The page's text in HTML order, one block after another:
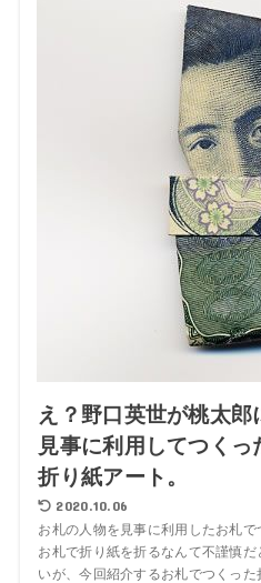
え？野口英世が桃太
見事に利用してつく
折り紙アート。
2020.10.06
お札の人物を見事に利用したお札で
お札で折り紙を折るなんて不謹慎
いが、今回紹介するお札でつくった